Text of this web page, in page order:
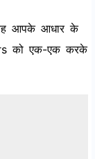
आपके आधार के
को एक-एक करके